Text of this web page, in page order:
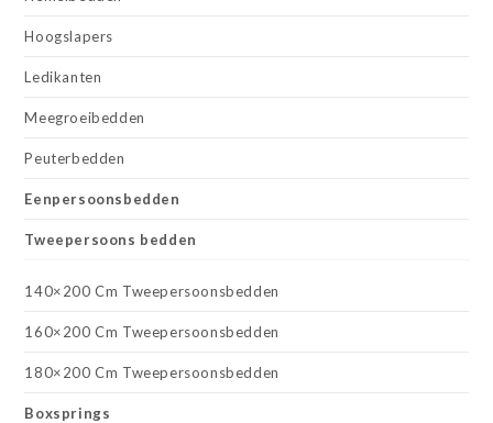
Hoogslapers
Ledikanten
Meegroeibedden
Peuterbedden
Eenpersoonsbedden
Tweepersoons bedden
140×200 Cm Tweepersoonsbedden
160×200 Cm Tweepersoonsbedden
180×200 Cm Tweepersoonsbedden
Boxsprings